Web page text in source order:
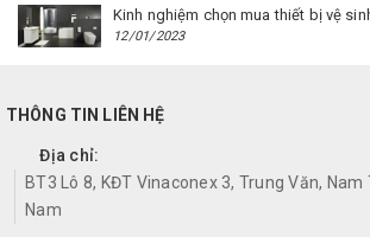
12/01/2023
THÔNG TIN LIÊN HỆ
Địa chỉ:
BT3 Lô 8, KĐT Vinaconex 3, Trung Văn, Nam
Nam